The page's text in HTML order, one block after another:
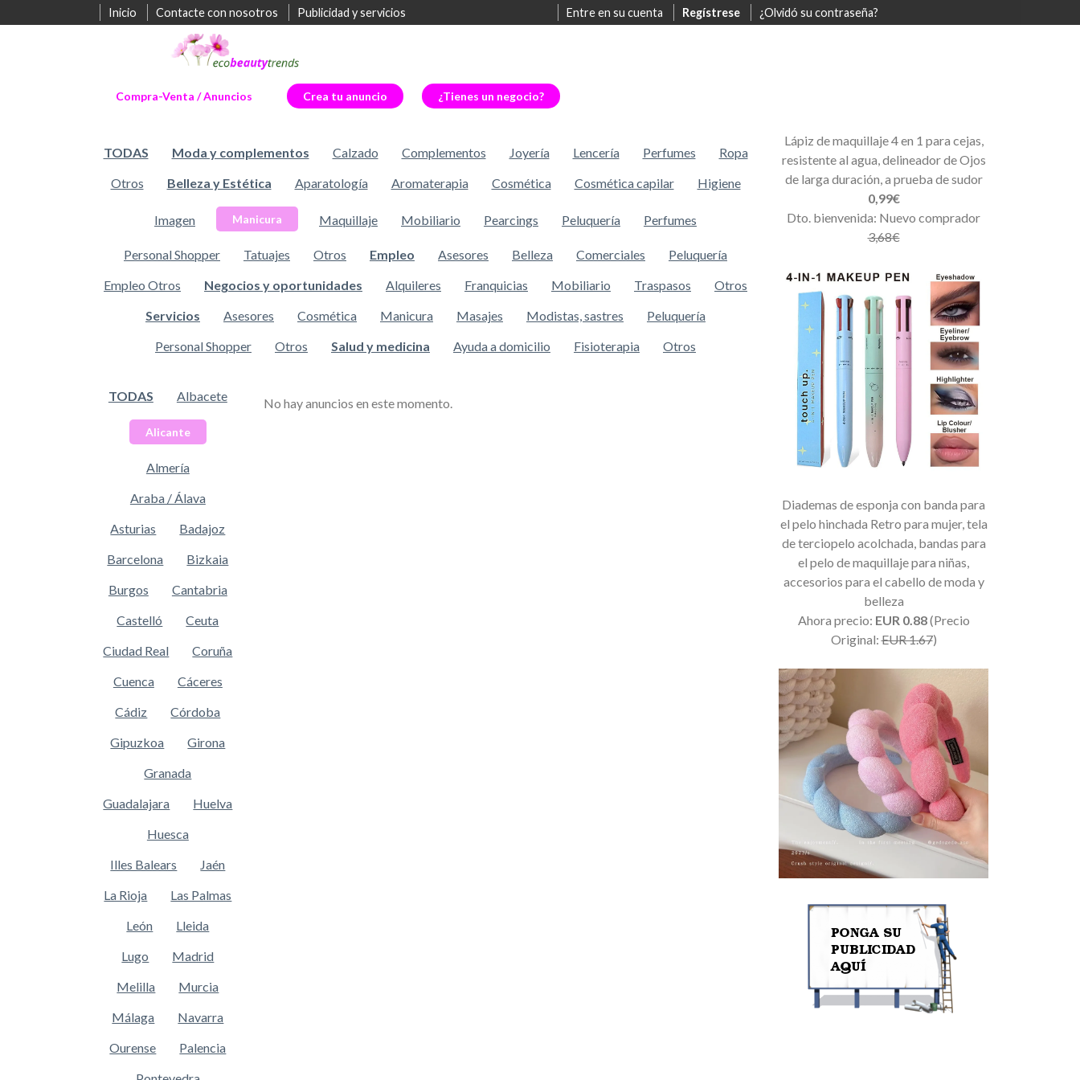
Inicio Contacte con nosotros Publicidad y servicios Entre en su cuenta Regístrese ¿Olvidó su contraseña?
Compra-Venta / Anuncios Crea tu anuncio ¿Tienes un negocio?
TODAS Moda y complementos Calzado Complementos Joyería Lencería Perfumes
Ropa
Otros
Belleza y Estética Aparatología Aromaterapia Cosmética Cosmética capilar Higiene
Imagen Manicura Maquillaje Mobiliario Pearcings Peluquería Perfumes
Personal Shopper Tatuajes Otros Empleo Asesores Belleza Comerciales
Peluquería
Empleo Otros
Negocios y oportunidades Alquileres Franquicias Mobiliario Traspasos
Otros
Servicios
Asesores Cosmética Manicura Masajes Modistas, sastres
Peluquería
Personal Shopper
Otros Salud y medicina Ayuda a domicilio Fisioterapia Otros
TODAS Albacete
Alicante
Almería
Araba / Álava
Asturias
Badajoz
Barcelona
Bizkaia
Burgos
Cantabria
Castelló
Ceuta
Ciudad Real
Coruña
Cuenca
Cáceres
Cádiz
Córdoba
Gipuzkoa
Girona
Granada
Guadalajara
Huelva
Huesca
Illes Balears
Jaén
La Rioja
Las Palmas
León
Lleida
Lugo
Madrid
Melilla
Murcia
Málaga
Navarra
Ourense
Palencia
No hay anuncios en este momento.
Lápiz de maquillaje 4 en 1 para cejas,
resistente al agua, delineador de Ojos
de larga duración, a prueba de sudor
0,99€
Dto. bienvenida: Nuevo comprador
3,68€
Diademas de esponja con banda para
el pelo hinchada Retro para mujer, tela
de terciopelo acolchada, bandas para
el pelo de maquillaje para niñas,
accesorios para el cabello de moda y
belleza
Ahora precio: EUR 0.88(Precio
Original:EUR 1.67)